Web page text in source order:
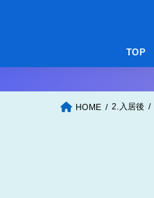
TOP
HOME 2.入居後